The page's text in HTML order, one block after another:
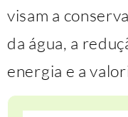
visam a
da água, a
energia e a